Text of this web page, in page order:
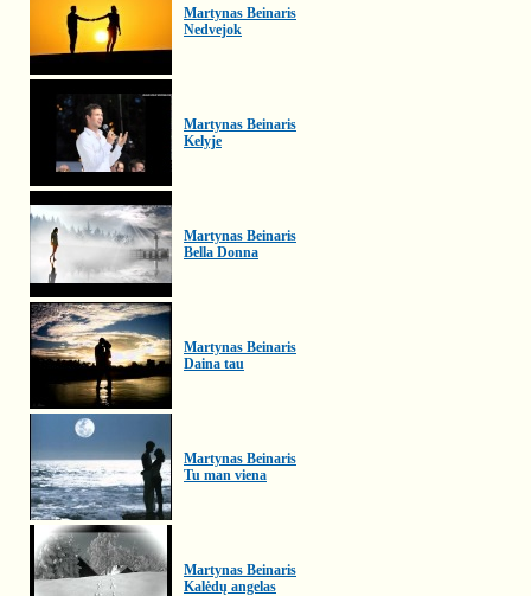
Martynas Beinaris
Nedvejok
Martynas Beinaris
Kelyje
Martynas Beinaris
Bella Donna
Martynas Beinaris
Daina tau
Martynas Beinaris
Tu man viena
Martynas Beinaris
Kalėdų angelas